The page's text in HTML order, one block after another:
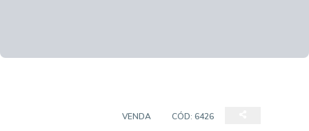
VENDA CÓD: 6426